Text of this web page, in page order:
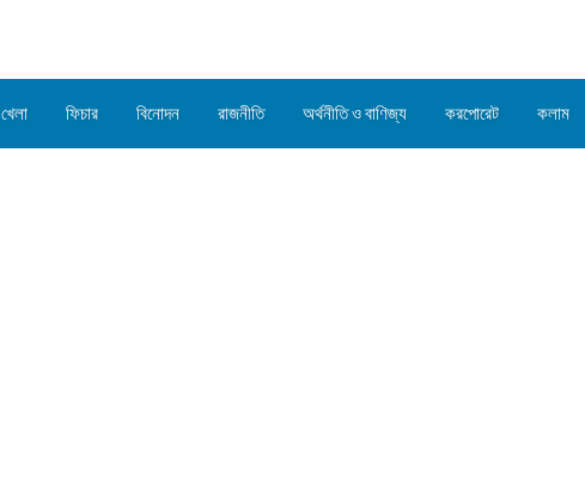
খেলা ফিচার বিনোদন রাজনীতি অর্থনীতি ও বাণিজ্য করপোরেট কলাম